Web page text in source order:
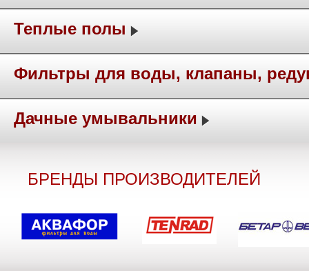
Теплые полы
Фильтры для воды, клапаны,
Дачные умывальники
БРЕНДЫ ПРОИЗВОДИТЕЛЕЙ